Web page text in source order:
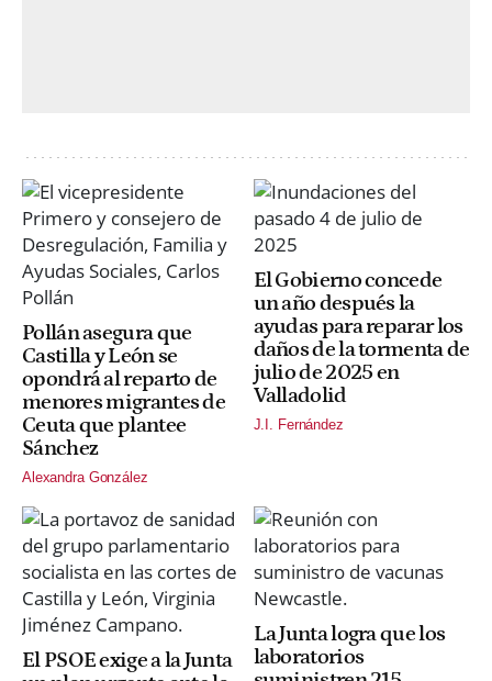
Pollán asegura que
Castilla y León se
opondrá al reparto de
menores migrantes de
Ceuta que plantee
Sánchez
Alexandra González
El Gobierno concede
un año después la
ayudas para reparar los
daños de la tormenta de
julio de 2025 en
Valladolid
J.I. Fernández
El PSOE exige a la Junta
La Junta logra que los
laboratorios